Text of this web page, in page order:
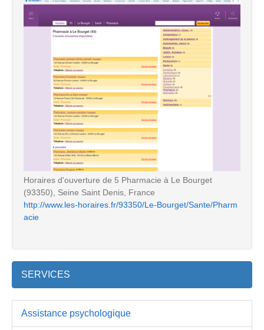
Horaires d'ouverture de 5 Pharmacie à Le Bourget
(93350), Seine Saint Denis, France
http://www.les-horaires.fr/93350/Le-Bourget/Sante/Pharm
acie
SERVICES
Assistance psychologique